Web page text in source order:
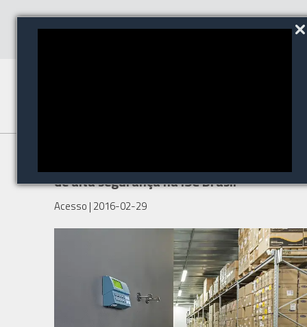
de alta segurança na ISC Brasil
Acesso | 2016-02-29